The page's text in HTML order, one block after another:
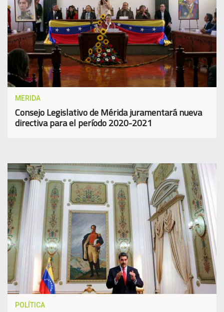
MERIDA
Consejo Legislativo de Mérida juramentará nueva
directiva para el período 2020-2021
POLÍTICA